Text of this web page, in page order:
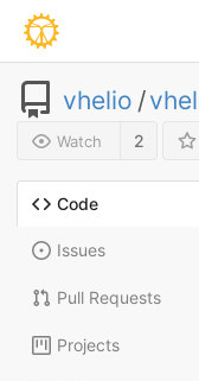
vhelio /
Watch 2
Code
Issues
Pull Requests
Projects